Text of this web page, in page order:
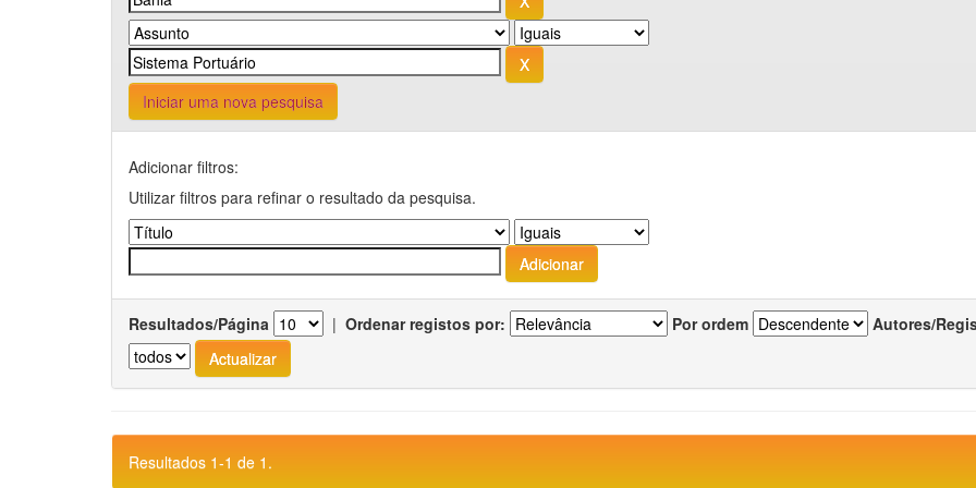
Iniciar uma nova pesquisa
Adicionar filtros:
Utilizar filtros para refinar o resultado da pesquisa.
Resultados/Página | Ordenar registos por: Por ordem Autores/
Resultados 1-1 de 1.